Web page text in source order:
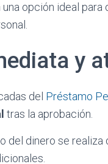
opción ideal para
y
del Préstamo
tras la aprobación.
del dinero se